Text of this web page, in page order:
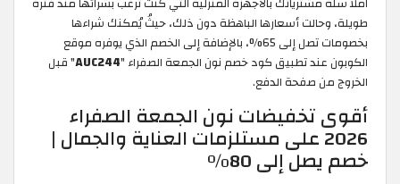
أسعارها الباهظة دون ذلك، حيثُ يُمكنك شراءها
بخصومات تصل إلى 65%، بالإضافة إلى الخصم الذي يوفره موقع
تطبيق كود خصم نون الجمعة الصفراء "
AUC244" قبل
صفحة الدفع.
نون الجمعة الصفراء
على مستلزمات العناية والجمال |
إلى 80%